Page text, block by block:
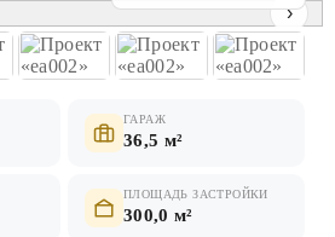
›
ГАРАЖ
36,5 м²
ПЛОЩАДЬ ЗАСТРОЙКИ
300,0 м²